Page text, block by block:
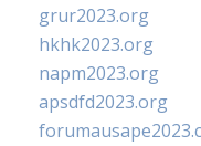
grur2023.org
hkhk2023.org
napm2023.org
apsdfd2023.org